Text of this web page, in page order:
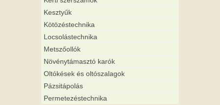
Kesztyűk
Kötözéstechnika
Locsolástechnika
Metszőollók
Növénytámasztó karók
Oltókések és oltószalagok
Pázsitápolás
Permetezéstechnika